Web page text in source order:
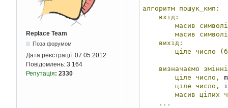
Replace Team
Поза форумом
Дата реєстрації: 07.05.2012
Повідомлень: 3 164
Репутація: 2330
алгоритм пошук_ кмп:
вхід:
масив
масив
вихід:
ціле
число
визначаємо
ціле
число,
ціле
число,
масив цілих
...